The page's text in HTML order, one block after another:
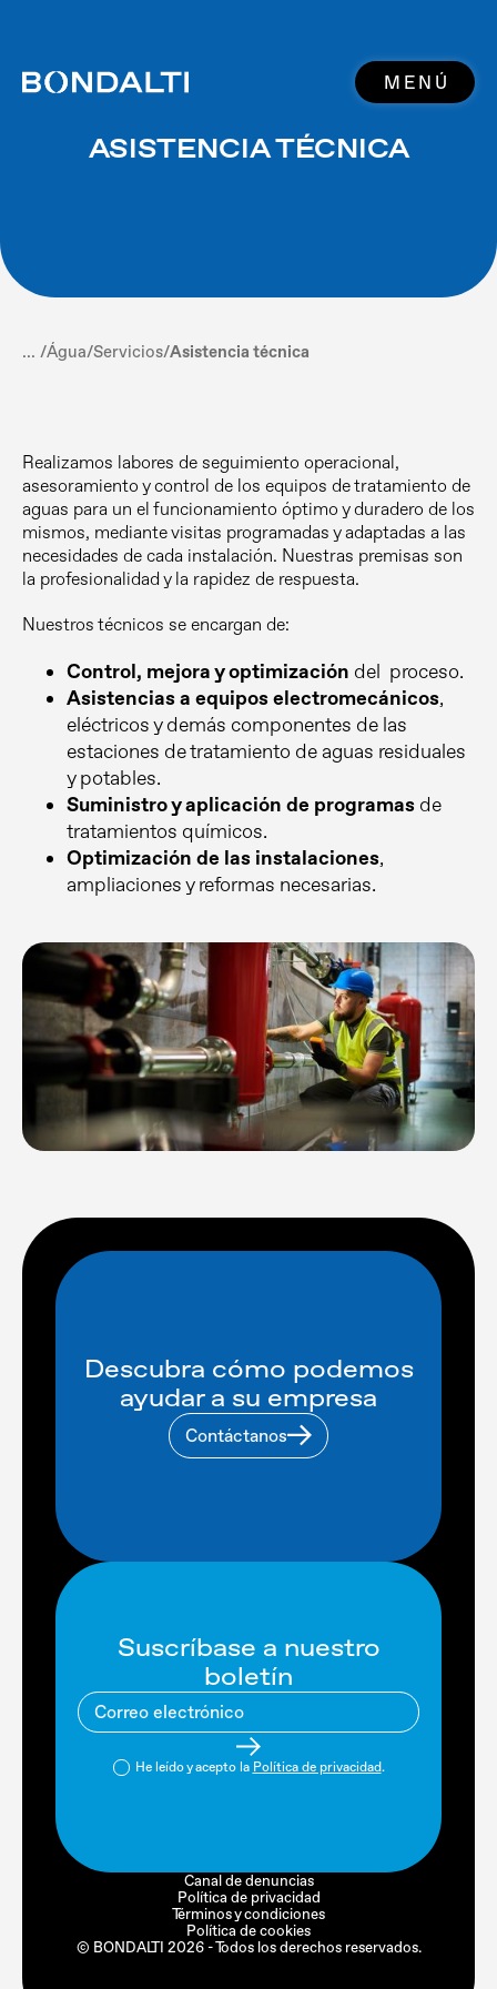
MENÚ
ASISTENCIA TÉCNICA
... /Água/Servicios/Asistencia técnica
Realizamos labores de seguimiento operacional,
asesoramiento y control de los equipos de tratamiento de
aguas para un el funcionamiento óptimo y duradero de los
mismos, mediante visitas programadas y adaptadas a las
necesidades de cada instalación. Nuestras premisas son
la profesionalidad y la rapidez de respuesta.
Nuestros técnicos se encargan de:
Control, mejora y optimización del proceso.
Asistencias a equipos electromecánicos,
eléctricos y demás componentes de las
estaciones de tratamiento de aguas residuales
y potables.
Suministro y aplicación de programas de
tratamientos químicos.
Optimización de las instalaciones,
ampliaciones y reformas necesarias.
Descubra cómo podemos
ayudar a su empresa
Contáctanos
Suscríbase a nuestro
boletín
He leído y acepto la Política de privacidad.
© BONDALTI 2026 - Todos los derechos reservados.
Canal de denuncias
Política de privacidad
Términos y condiciones
Política de cookies